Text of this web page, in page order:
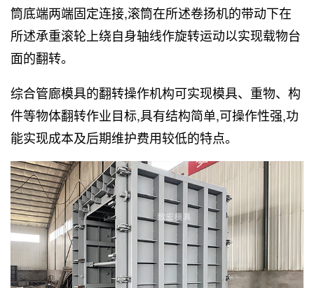
筒底端两端固定连接,滚筒在所述卷扬机的带动下在
所述承重滚轮上绕自身轴线作旋转运动以实现载物台
面的翻转。
综合管廊模具的翻转操作机构可实现模具、重物、构
件等物体翻转作业目标,具有结构简单,可操作性强,功
能实现成本及后期维护费用较低的特点。